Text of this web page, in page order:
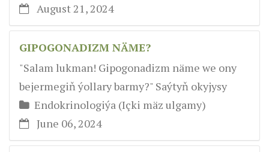
August 21, 2024
GIPOGONADIZM NÄME?
"Salam lukman! Gipogonadizm näme we ony
bejermegiň ýollary barmy?" Saýtyň okyjysy
Endokrinologiýa (Içki mäz ulgamy)
June 06, 2024